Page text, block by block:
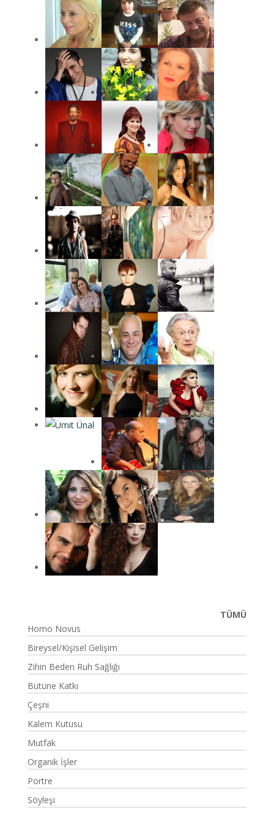
TÜMÜ
Homo Novus
Bireysel/Kişisel Gelişim
Zihin Beden Ruh Sağlığı
Bütüne Katkı
Çeşni
Kalem Kutusu
Mutfak
Organik İşler
Portre
Söyleşi